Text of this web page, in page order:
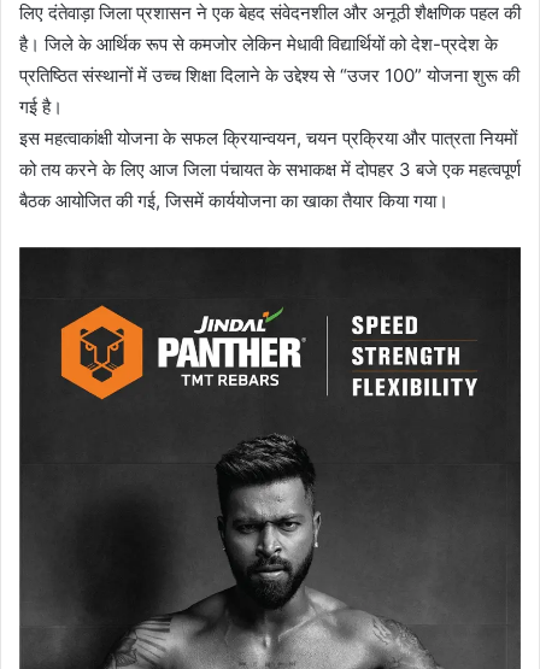
लिए दंतेवाड़ा जिला प्रशासन ने एक बेहद संवेदनशील और अनूठी शैक्षणिक पहल की
है। जिले के आर्थिक रूप से कमजोर लेकिन मेधावी विद्यार्थियों को देश-प्रदेश के
प्रतिष्ठित संस्थानों में उच्च शिक्षा दिलाने के उद्देश्य से “उजर 100” योजना शुरू की
गई है।
​इस महत्वाकांक्षी योजना के सफल क्रियान्वयन, चयन प्रक्रिया और पात्रता नियमों
को तय करने के लिए आज जिला पंचायत के सभाकक्ष में दोपहर 3 बजे एक महत्वपूर्ण
बैठक आयोजित की गई, जिसमें कार्ययोजना का खाका तैयार किया गया।